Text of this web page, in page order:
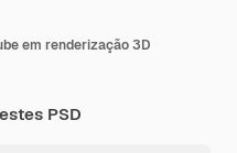
em renderização 3D
PSD